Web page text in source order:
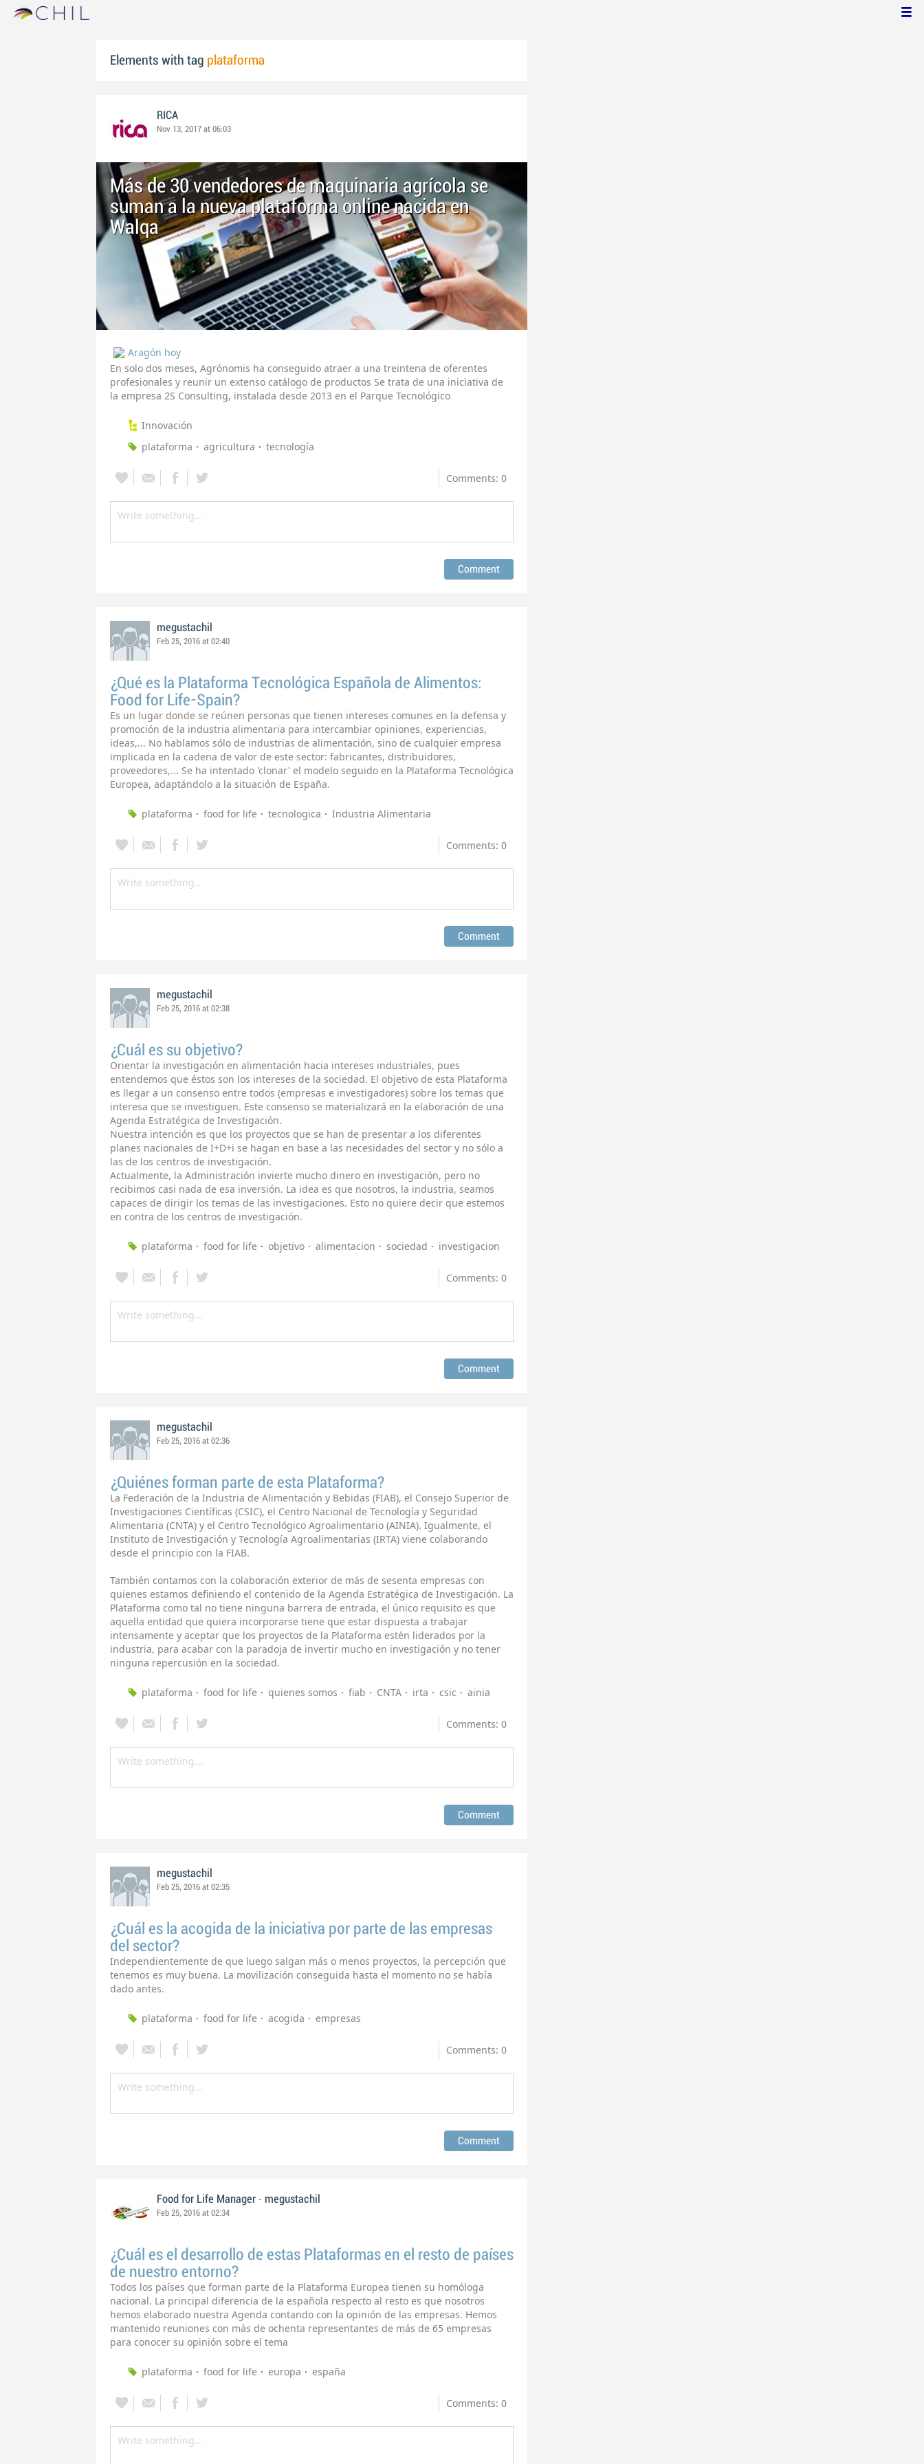
Elements with tag plataforma
RICA
Nov 13, 2017 at 06:03
Más de 30 vendedores de maquinaria agrícola se
suman a la nueva plataforma online nacida en
Walqa
Aragón hoy
En solo dos meses, Agrónomis ha conseguido atraer a una treintena de oferentes
profesionales y reunir un extenso catálogo de productos Se trata de una iniciativa de
la empresa 2S Consulting, instalada desde 2013 en el Parque Tecnológico
Innovación
plataforma
agricultura tecnología
Comments: 0
megustachil
Feb 25, 2016 at 02:40
¿Qué es la Plataforma Tecnológica Española de Alimentos:
Food for Life-Spain?
Es un lugar donde se reúnen personas que tienen intereses comunes en la defensa y
promoción de la industria alimentaria para intercambiar opiniones, experiencias,
ideas,... No hablamos sólo de industrias de alimentación, sino de cualquier empresa
implicada en la cadena de valor de este sector: fabricantes, distribuidores,
proveedores,... Se ha intentado 'clonar' el modelo seguido en la Plataforma Tecnológica
Europea, adaptándolo a la situación de España.
plataforma food for life tecnologica Industria Alimentaria
Comments: 0
megustachil
Feb 25, 2016 at 02:38
¿Cuál es su objetivo?
Orientar la investigación en alimentación hacia intereses industriales, pues
entendemos que éstos son los intereses de la sociedad. El objetivo de esta Plataforma
es llegar a un consenso entre todos (empresas e investigadores) sobre los temas que
interesa que se investiguen. Este consenso se materializará en la elaboración de una
Agenda Estratégica de Investigación.
Nuestra intención es que los proyectos que se han de presentar a los diferentes
planes nacionales de I+D+i se hagan en base a las necesidades del sector y no sólo a
las de los centros de investigación.
Actualmente, la Administración invierte mucho dinero en investigación, pero no
recibimos casi nada de esa inversión. La idea es que nosotros, la industria, seamos
capaces de dirigir los temas de las investigaciones. Esto no quiere decir que estemos
en contra de los centros de investigación.
plataforma food for life objetivo alimentacion sociedad investigacion
Comments: 0
megustachil
Feb 25, 2016 at 02:36
¿Quiénes forman parte de esta Plataforma?
La Federación de la Industria de Alimentación y Bebidas (FIAB), el Consejo Superior de
Investigaciones Científicas (CSIC), el Centro Nacional de Tecnología y Seguridad
Alimentaria (CNTA) y el Centro Tecnológico Agroalimentario (AINIA). Igualmente, el
Instituto de Investigación y Tecnología Agroalimentarias (IRTA) viene colaborando
desde el principio con la FIAB.
También contamos con la colaboración exterior de más de sesenta empresas con
quienes estamos definiendo el contenido de la Agenda Estratégica de Investigación. La
Plataforma como tal no tiene ninguna barrera de entrada, el único requisito es que
aquella entidad que quiera incorporarse tiene que estar dispuesta a trabajar
intensamente y aceptar que los proyectos de la Plataforma estén liderados por la
industria, para acabar con la paradoja de invertir mucho en investigación y no tener
ninguna repercusión en la sociedad.
plataforma food for life quienes somos fiab CNTA irta csic ainia
Comments: 0
megustachil
Feb 25, 2016 at 02:35
¿Cuál es la acogida de la iniciativa por parte de las empresas
del sector?
Independientemente de que luego salgan más o menos proyectos, la percepción que
tenemos es muy buena. La movilización conseguida hasta el momento no se había
dado antes.
plataforma food for life acogida empresas
Comments: 0
Food for Life Manager - megustachil
Feb 25, 2016 at 02:34
¿Cuál es el desarrollo de estas Plataformas en el resto de países
de nuestro entorno?
Todos los países que forman parte de la Plataforma Europea tienen su homóloga
nacional. La principal diferencia de la española respecto al resto es que nosotros
hemos elaborado nuestra Agenda contando con la opinión de las empresas. Hemos
mantenido reuniones con más de ochenta representantes de más de 65 empresas
para conocer su opinión sobre el tema
plataforma food for life europa españa
Comments: 0